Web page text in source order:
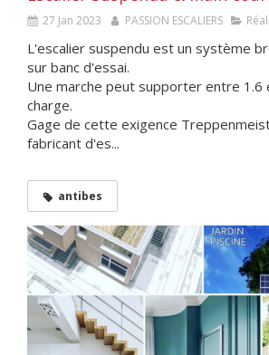
27 Jan 2023 PASSION ESCALIERS
L'escalier suspendu est un système
sur banc d'essai.
Une marche peut supporter entre 1.6
charge.
Gage de cette exigence
fabricant d'es...
antibes